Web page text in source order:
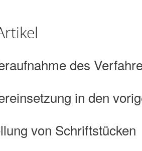
des
in den
von Schriftstücken